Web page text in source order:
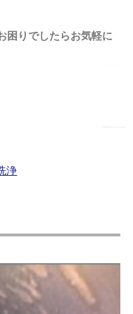
困りでしたらお気軽に
浄